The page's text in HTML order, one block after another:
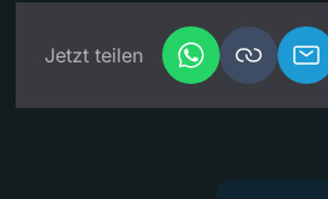
Jetzt teilen